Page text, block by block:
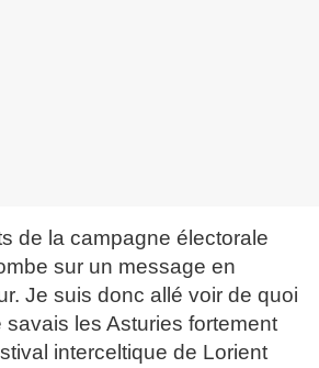
de la campagne électorale
sur un message en
Je suis donc allé voir de quoi
savais les Asturies fortement
interceltique de Lorient